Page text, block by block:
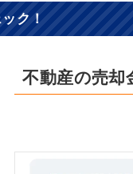
不動産の売却